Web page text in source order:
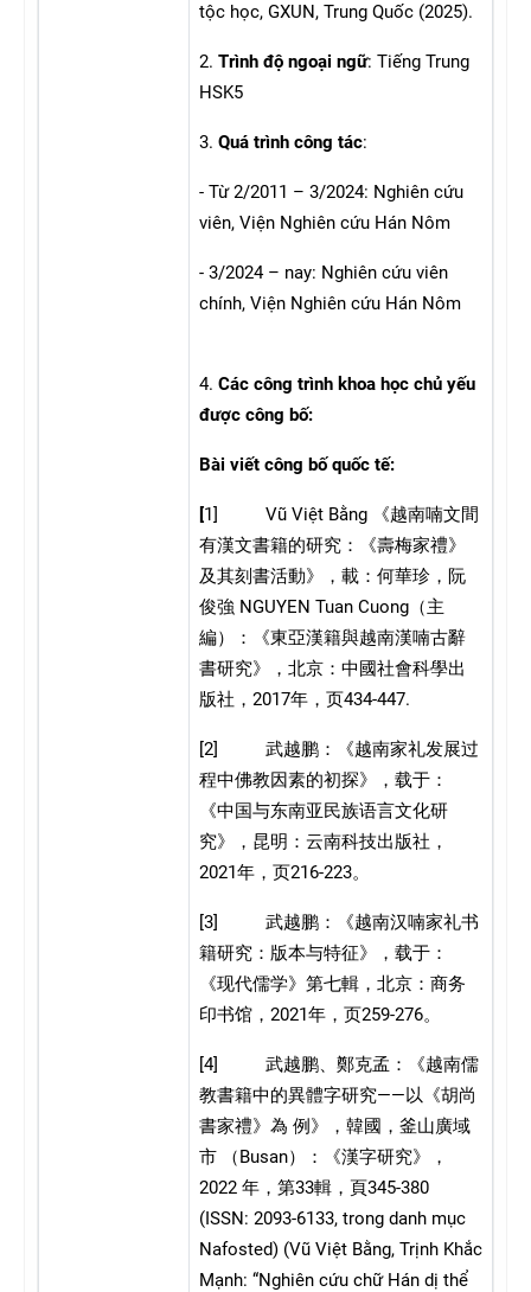
tộc học, GXUN, Trung Quốc (2025).
2. Trình độ ngoại ngữ: Tiếng Trung
HSK5
3. Quá trình công tác:
- Từ 2/2011 – 3/2024: Nghiên cứu
viên, Viện Nghiên cứu Hán Nôm
- 3/2024 – nay: Nghiên cứu viên
chính, Viện Nghiên cứu Hán Nôm
4. Các công trình khoa học chủ yếu
được công bố:
Bài viết công bố quốc tế:
[1] Vũ Việt Bằng
《越南喃文間
有漢文書籍的研究：《壽梅家禮》
及其刻書活動》，載：何華珍，阮
俊強 NGUYEN Tuan Cuong （主
編）：《東亞漢籍與越南漢喃古辭
書研究》，北京：中國社會科學出
版社， 2017年，页434-447.
[2] 武越鹏：《越南家礼发展过
程中佛教因素的初探》，载于：
《中国与东南亚民族语言文化研
究》，昆明：云南科技出版社，
2021年，页216-223。
[3] 武越鹏：《越南汉喃家礼书
籍研究：版本与特征》，载于：
《现代儒学》第七輯，北京：商务
印书馆， 2021年，页259-276。
[4] 武越鹏、鄭克孟：《越南儒
教書籍中的異體字研究——以《胡尚
書家禮》為 例》，韓國，釜山廣域
市
（Busan）：《漢字研究》，
2022 年，第33輯，頁345-380
(ISSN: 2093-6133, trong danh mục
Nafosted) (Vũ Việt Bằng, Trịnh Khắc
Mạnh: “Nghiên cứu chữ Hán dị thể